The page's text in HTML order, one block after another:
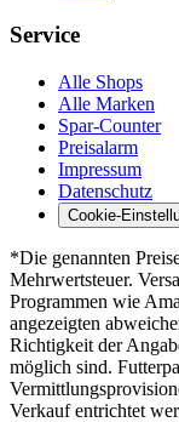
Service
Alle Shops
Alle Marken
Spar-Counter
Preisalarm
Impressum
Datenschutz
Cookie-
*Die genannten
Mehrwertsteuer.
Programmen wie
angezeigten
Richtigkeit der
möglich sind.
Verkauf entrichtet